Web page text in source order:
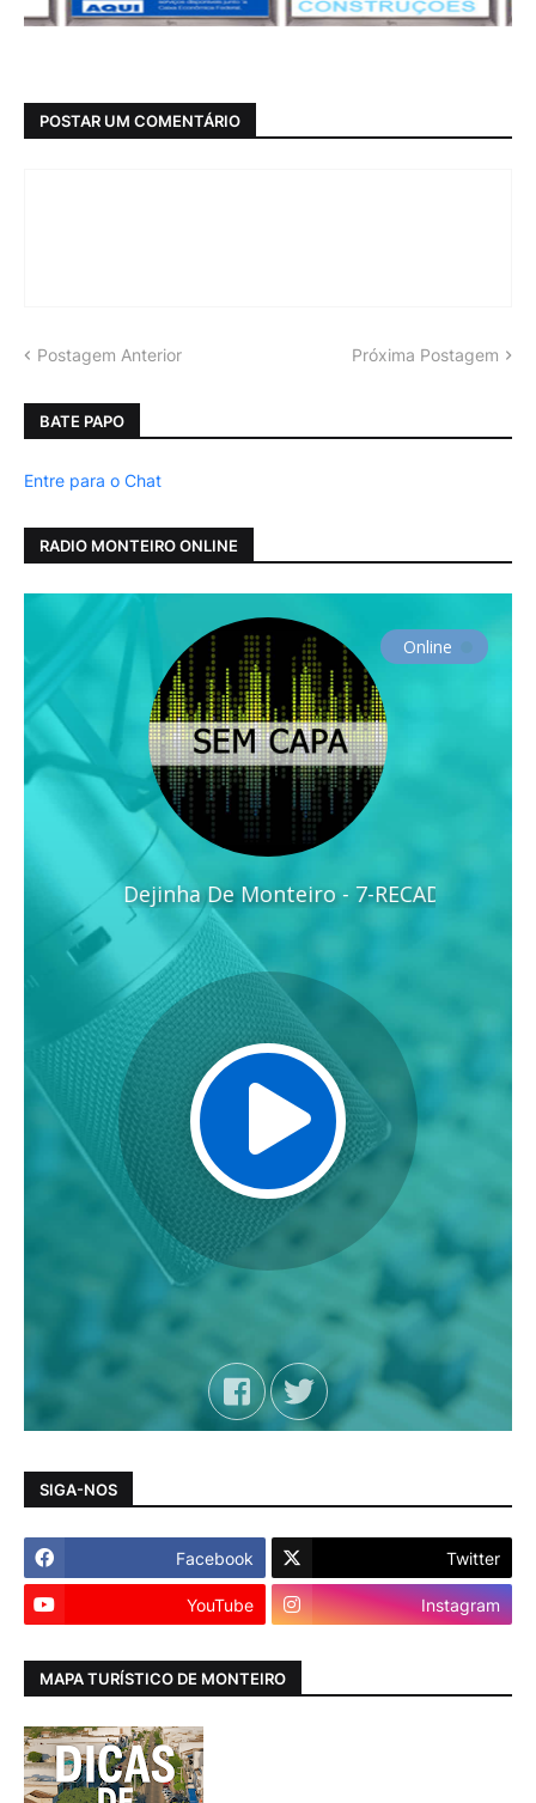
POSTAR UM COMENTÁRIO
Postagem Anterior Próxima Postagem
BATE PAPO
Entre para o Chat
RADIO MONTEIRO ONLINE
SIGA-NOS
Facebook Twitter
YouTube Instagram
MAPA TURÍSTICO DE MONTEIRO